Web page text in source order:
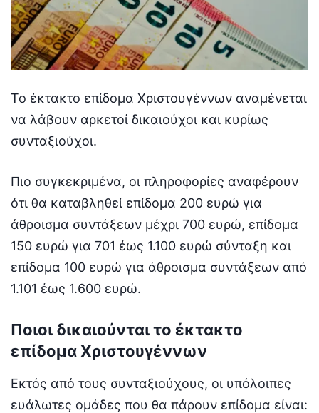
Το έκτακτο επίδομα Χριστουγέννων αναμένεται
να λάβουν αρκετοί δικαιούχοι και κυρίως
συνταξιούχοι.
Πιο συγκεκριμένα, οι πληροφορίες αναφέρουν
ότι θα καταβληθεί επίδομα 200 ευρώ για
άθροισμα συντάξεων μέχρι 700 ευρώ, επίδομα
150 ευρώ για 701 έως 1.100 ευρώ σύνταξη και
επίδομα 100 ευρώ για άθροισμα συντάξεων από
1.101 έως 1.600 ευρώ.
Ποιοι δικαιούνται το έκτακτο
επίδομα Χριστουγέννων
Εκτός από τους συνταξιούχους, οι υπόλοιπες
ευάλωτες ομάδες που θα πάρουν επίδομα είναι: